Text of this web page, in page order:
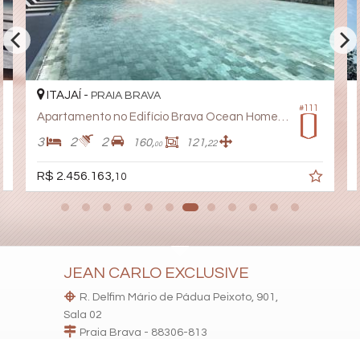
Captação de Água
Portão Eletrônico
Playground
Brinquedoteca
Pet Care
Automação Predial
Piscina Infantil
Bicicletário
Gás Central
Pet Place
Coworking
Quadra de Padel
Sala de Reunião
Box de Praia
Hall Decorado e Mobiliado
Infra para Veículos Elétricos
#111
ITAJAÍ - PRAIA BRAVA
Apartamento no Edifício Brava Ocean Home Club
3 2 2 160,00 121,22
R$ 2.456.163, 10
JEAN CARLO EXCLUSIVE
R. Delfim Mário de Pádua Peixoto, 901,
Sala 02
Praia Brava - 88306-813